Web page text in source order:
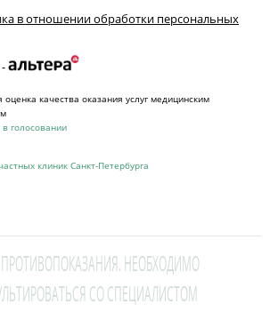
в отношении обработки персональных
оценка качества оказания услуг медицинским
голосовании
клиник Санкт-Петербурга
НЕОБХОДИМО
СО СПЕЦИАЛИСТОМ